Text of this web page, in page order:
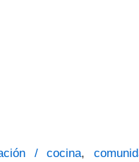
/ cocina,